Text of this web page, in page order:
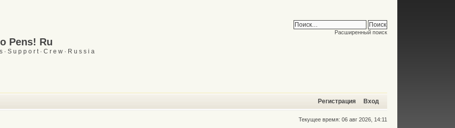
Pens! Ru
· S u p p o r t · C r e w · R u s s i a
Расширенный поиск
Регистрация Вход
Текущее время: 06 авг 2026, 14:11